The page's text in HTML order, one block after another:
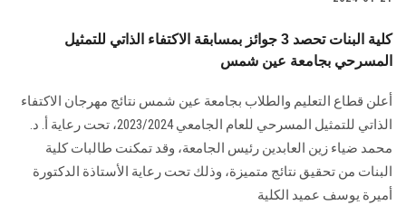
الزائـرون
سجل الان
كلية البنات تحصد 3 جوائز بمسابقة الاكتفاء الذاتي للتمثيل
المسرحي بجامعة عين شمس
أعلن قطاع التعليم والطلاب بجامعة عين شمس نتائج مهرجان الاكتفاء
الذاتي للتمثيل المسرحي ‏للعام الجامعي 2023/2024، تحت رعاية أ. د.
محمد ضياء زين العابدين رئيس ‏الجامعة، وقد تمكنت طالبات كلية
البنات من تحقيق نتائج متميزة، وذلك تحت رعاية الأستاذة ‏الدكتورة
أميرة يوسف عميد الكلية